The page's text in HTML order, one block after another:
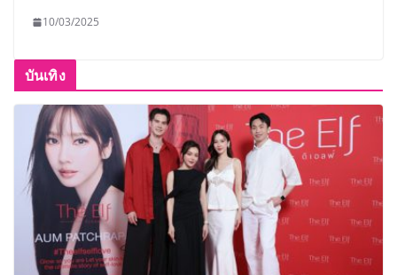
10/03/2025
บันเทิง